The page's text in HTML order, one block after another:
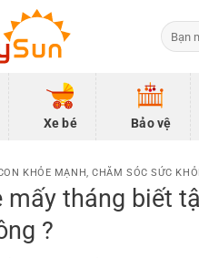
Tìm
kiếm:
Xe bé Bảo vệ
KHỎE MẠNH,CHĂM SÓC SỨC
mấy tháng biết
?